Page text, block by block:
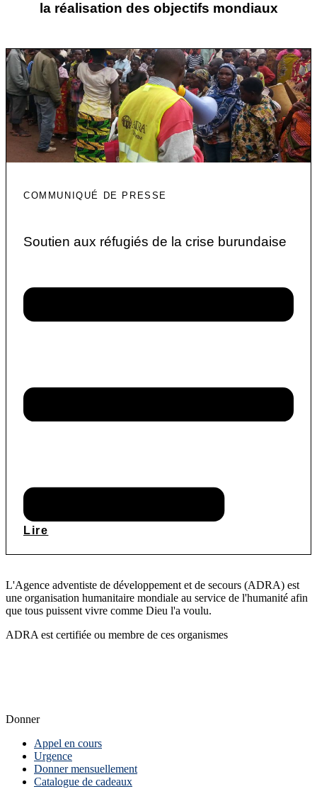
la réalisation des objectifs mondiaux
COMMUNIQUÉ DE PRESSE
Soutien aux réfugiés de la crise burundaise
Lire
L'Agence adventiste de développement et de secours (ADRA) est
une organisation humanitaire mondiale au service de l'humanité afin
que tous puissent vivre comme Dieu l'a voulu.
ADRA est certifiée ou membre de ces organismes
Donner
Appel en cours
Urgence
Donner mensuellement
Catalogue de cadeaux